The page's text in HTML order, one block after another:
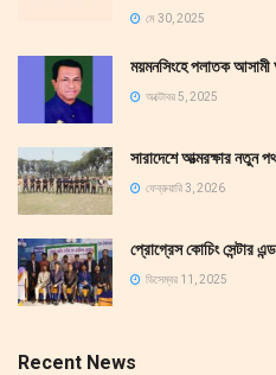
মে 30, 2025
ময়মনসিংহে পলাতক
অক্টোবর 5, 2025
সারাদেশে আত্মরক্ষার নতুন
ফেব্রুয়ারি 3, 2026
প্রোগ্রেস কোচিং সেন্টার
ডিসেম্বর 11, 2025
Recent News